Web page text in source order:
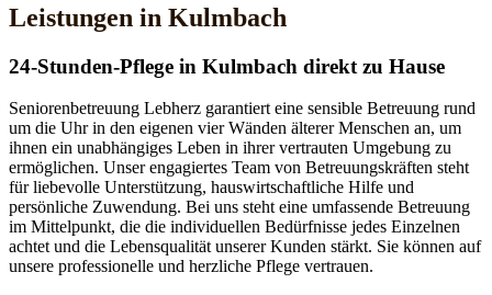
Leistungen in Kulmbach
24-Stunden-Pflege in Kulmbach direkt zu Hause
Seniorenbetreuung Lebherz garantiert eine sensible Betreuung rund
um die Uhr in den eigenen vier Wänden älterer Menschen an, um
ihnen ein unabhängiges Leben in ihrer vertrauten Umgebung zu
ermöglichen. Unser engagiertes Team von Betreuungskräften steht
für liebevolle Unterstützung, hauswirtschaftliche Hilfe und
persönliche Zuwendung. Bei uns steht eine umfassende Betreuung
im Mittelpunkt, die die individuellen Bedürfnisse jedes Einzelnen
achtet und die Lebensqualität unserer Kunden stärkt. Sie können auf
unsere professionelle und herzliche Pflege vertrauen.